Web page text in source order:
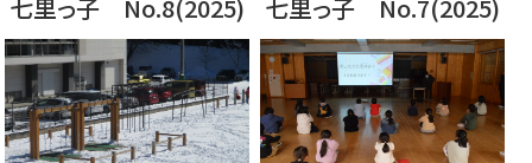
七里っ子 No.8(2025) 七里っ子 No.7(2025)